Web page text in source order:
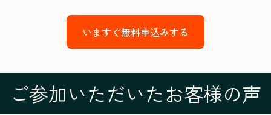
いますぐ無料申込みする
ご参加いただいたお客様の声